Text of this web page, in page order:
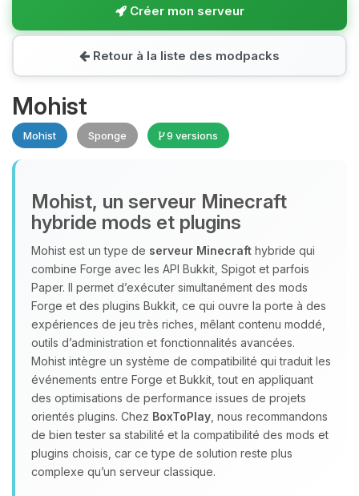
Créer mon serveur
Retour à la liste des modpacks
Mohist
Mohist Sponge 9 versions
Mohist, un serveur Minecraft
hybride mods et plugins
Mohist est un type de serveur Minecraft hybride qui
combine Forge avec les API Bukkit, Spigot et parfois
Paper. Il permet d’exécuter simultanément des mods
Forge et des plugins Bukkit, ce qui ouvre la porte à des
expériences de jeu très riches, mêlant contenu moddé,
outils d’administration et fonctionnalités avancées.
Mohist intègre un système de compatibilité qui traduit les
événements entre Forge et Bukkit, tout en appliquant
des optimisations de performance issues de projets
orientés plugins. Chez BoxToPlay , nous recommandons
de bien tester sa stabilité et la compatibilité des mods et
plugins choisis, car ce type de solution reste plus
complexe qu’un serveur classique.
Youpi, enfin quelqu’un pour me
parler ! Moi c’est Choupy, ton petit
assistant BoxToPlay. Dis-moi ce dont
tu as besoin et je vais remuer mes
petits circuits pour t’aider.
08/08/2026 à 09:09